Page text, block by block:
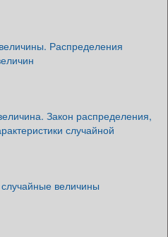
Распределения
Закон распределения,
случайной
величины